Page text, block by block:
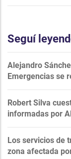
Seguí
Alejandro
Emergencias se
Robert Silva
informadas por
Los servicios de
zona afectada